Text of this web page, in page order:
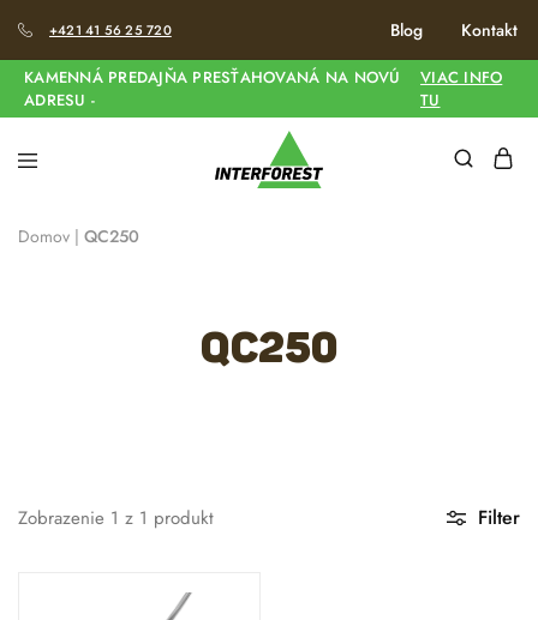
+421 41 56 25 720 Blog Kontakt
KAMENNÁ PREDAJŇA PRESŤAHOVANÁ NA NOVÚ
ADRESU -
VIAC INFO
TU
Domov | QC250
QC250
Filter
Zobrazenie 1 z 1 produkt